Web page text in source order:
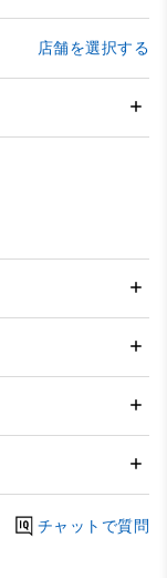
店舗を選択する
チャットで質問